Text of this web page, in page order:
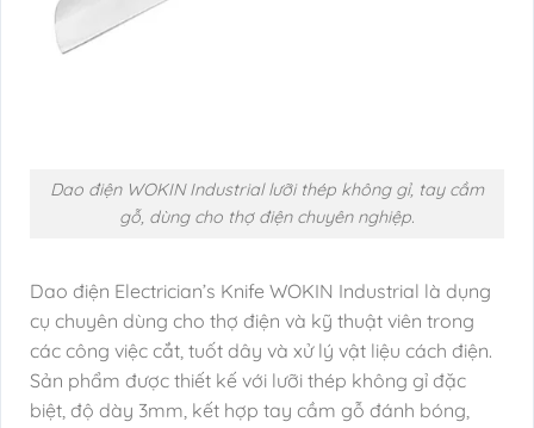
Dao điện WOKIN Industrial lưỡi thép không gỉ, tay cầm
gỗ, dùng cho thợ điện chuyên nghiệp.
Dao điện Electrician’s Knife WOKIN Industrial là dụng
cụ chuyên dùng cho thợ điện và kỹ thuật viên trong
các công việc cắt, tuốt dây và xử lý vật liệu cách điện.
Sản phẩm được thiết kế với lưỡi thép không gỉ đặc
biệt, độ dày 3mm, kết hợp tay cầm gỗ đánh bóng,